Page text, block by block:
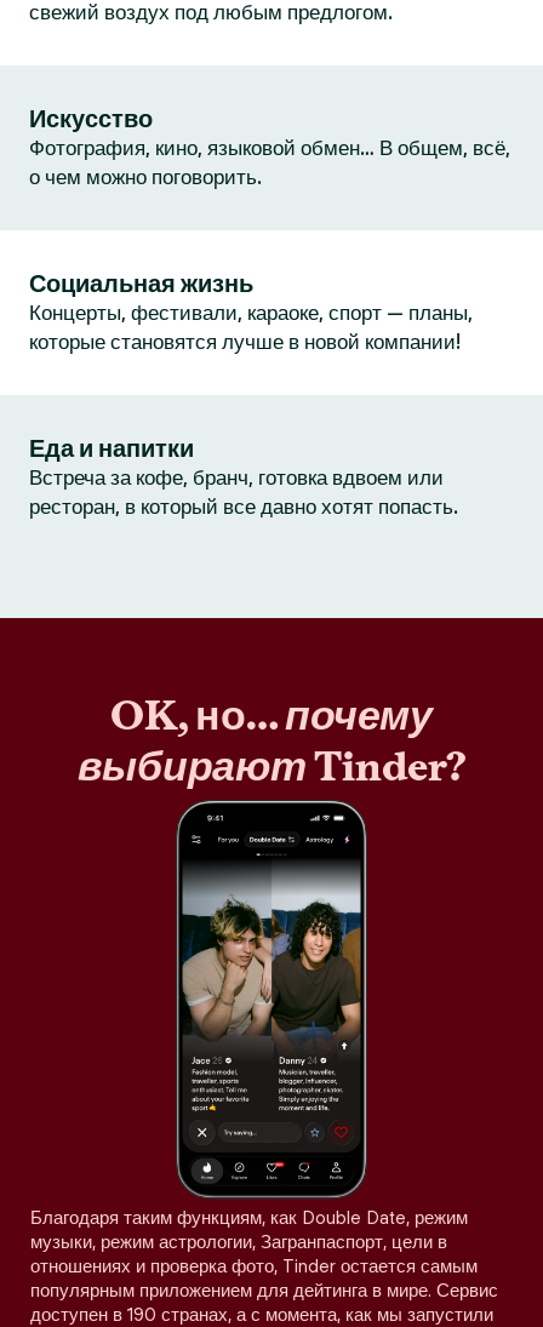
свежий воздух под любым предлогом.
Искусство
Фотография, кино, языковой обмен… В общем, всё,
о чем можно поговорить.
Социальная жизнь
Концерты, фестивали, караоке, спорт — планы,
которые становятся лучше в новой компании!
Еда и напитки
Встреча за кофе, бранч, готовка вдвоем или
ресторан, в который все давно хотят попасть.
OK, но…почему
выбираютTinder?
Благодаря таким функциям, как Double Date, режим
музыки, режим астрологии, Загранпаспорт, цели в
отношениях и проверка фото, Tinder остается самым
популярным приложением для дейтинга в мире. Сервис
доступен в 190 странах, а с момента, как мы запустили